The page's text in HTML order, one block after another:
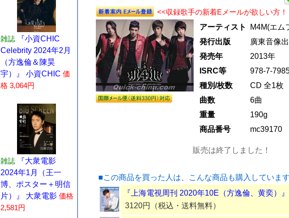
雑誌
『小資CHIC
Celebrity 2024年2月
（方逸倫＆陳昊
宇）』 小資CHIC 価
格 3,064円
雑誌
『大衆電影
2024年1月（王一
博、ポスター＋明信
片）』 大衆電影 価格
2,581円
<<収録歌手の新着Eメールが欲しい方！
アーティスト
M4M(エム
発行出版
廣東音像
発売年
2013年
ISRC等
978-7-
種別/枚数
CD 全1枚
曲数
6曲
重量
190g
商品番号
mc39170
販売は終了しました！
■この商品を買った人は、こんな商品も購入していま
『上海電視周刊 2020年10E（方逸倫、黄奕）』
3120円（税込・送料無料）